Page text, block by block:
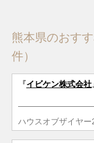
熊本県のおす
件）
『イビケン株式会社
ハウスオブザイヤー